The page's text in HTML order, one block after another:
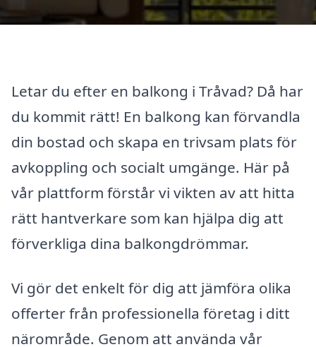
Letar du efter en balkong i Tråvad? Då har
du kommit rätt! En balkong kan förvandla
din bostad och skapa en trivsam plats för
avkoppling och socialt umgänge. Här på
vår plattform förstår vi vikten av att hitta
rätt hantverkare som kan hjälpa dig att
förverkliga dina balkongdrömmar.
Vi gör det enkelt för dig att jämföra olika
offerter från professionella företag i ditt
närområde. Genom att använda vår